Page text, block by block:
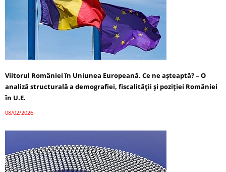
Viitorul României în Uniunea Europeană. Ce ne așteaptă? – O
analiză structurală a demografiei, fiscalității și poziției României
în U.E.
08/02/2026